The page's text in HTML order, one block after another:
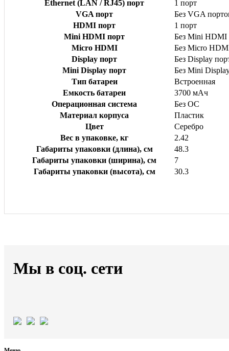
Ethernet (LAN / RJ45) порт
1 порт
VGA порт
Без VGA
HDMI порт
1 порт
Mini HDMI порт
Без Mini HDMI
Micro HDMI
Без Micro
Display порт
Без Display
Mini Display порт
Без Mini
Тип батареи
Встроенная
Емкость батареи
3700 мАч
Операционная система
Без ОС
Материал корпуса
Пластик
Цвет
Серебро
Вес в упаковке, кг
2.42
Габариты упаковки (длина), см
48.3
Габариты упаковки (ширина), см
7
Габариты упаковки (высота), см
30.3
Мы в соц. сети